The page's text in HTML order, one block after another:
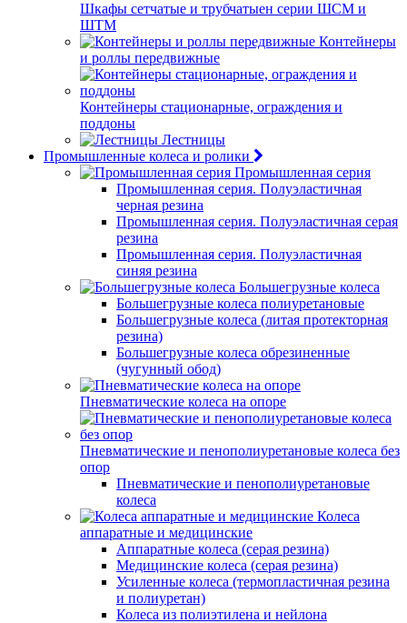
Шкафы сетчатые и трубчатыен серии ШСМ и
ШТМ
Контейнеры
и роллы передвижные
Контейнеры стационарные, ограждения и
поддоны
Лестницы
Промышленные колеса и ролики
Промышленная серия
Промышленная серия. Полуэластичная
черная резина
Промышленная серия. Полуэластичная серая
резина
Промышленная серия. Полуэластичная
синяя резина
Большегрузные колеса
Большегрузные колеса полиуретановые
Большегрузные колеса (литая протекторная
резина)
Большегрузные колеса обрезиненные
(чугунный обод)
Пневматические колеса на опоре
Пневматические и пенополиуретановые колеса без
опор
Пневматические и пенополиуретановые
колеса
Колеса
аппаратные и медицинские
Аппаратные колеса (серая резина)
Медицинские колеса (серая резина)
Усиленные колеса (термопластичная резина
и полиуретан)
Колеса из полиэтилена и нейлона